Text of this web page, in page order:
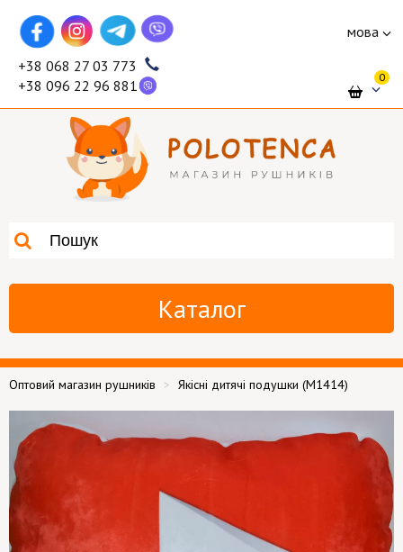
мова
+38 068 27 03 773
+38 096 22 96 881
0
Каталог
Оптовий магазин рушників Якісні дитячі подушки (M1414)